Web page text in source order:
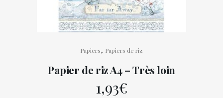
Papiers, Papiers de riz
Papier de riz A4 – Très loin
1,93€